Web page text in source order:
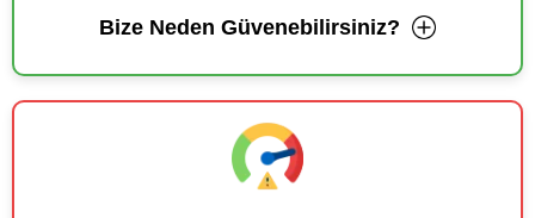
Bize Neden Güvenebilirsiniz?